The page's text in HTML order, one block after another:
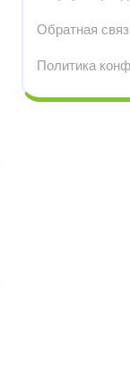
Обратная
Политика